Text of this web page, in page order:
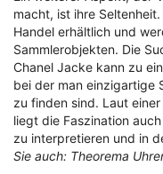
macht, ist ihre
Handel erhältlich und
Sammlerobjekten. Die
Chanel Jacke kann zu
bei der man einzigartige
zu finden sind. Laut
liegt die Faszination
zu interpretieren und in
Sie auch: Theorema